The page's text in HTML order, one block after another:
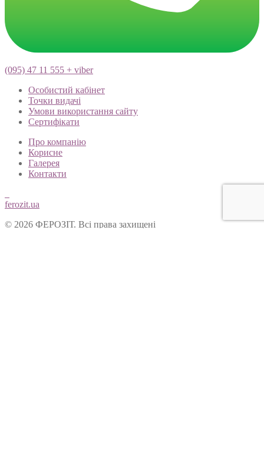
(095) 47 11 555 + viber
Особистий кабінет
Точки видачі
Умови використання сайту
Сертифікати
Про компанію
Корисне
Галерея
Контакти
ferozit.ua
© 2026 ФЕРОЗІТ. Всі права захищені